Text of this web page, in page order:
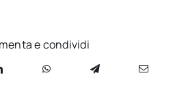
e condividi